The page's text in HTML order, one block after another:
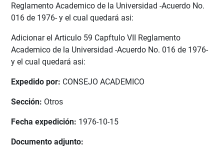
Reglamento Academico de la Universidad -Acuerdo No.
016 de 1976- y el cual quedará asi:
Adicionar el Articulo 59 Capftulo VII Reglamento
Academico de la Universidad -Acuerdo No. 016 de 1976-
y el cual quedará asi:
Expedido por: CONSEJO ACADEMICO
Sección: Otros
Fecha expedición: 1976-10-15
Documento adjunto: